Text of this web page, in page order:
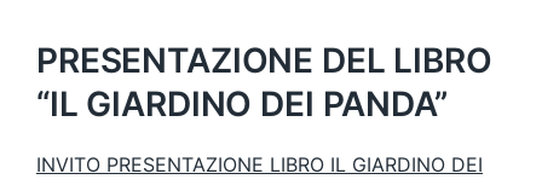
PRESENTAZIONE DEL LIBRO
“IL GIARDINO DEI PANDA”
INVITO PRESENTAZIONE LIBRO IL GIARDINO DEI